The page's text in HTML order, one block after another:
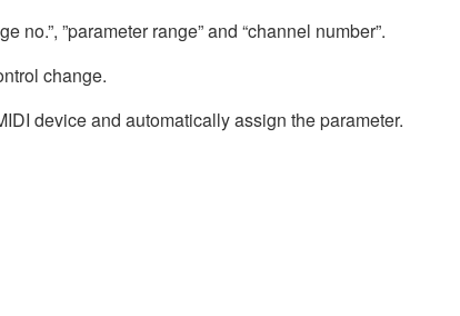
”parameter range” and “channel number”.
change.
device and automatically assign the parameter.